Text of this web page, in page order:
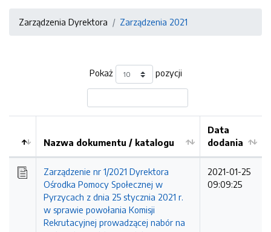
Zarządzenia Dyrektora Zarządzenia 2021
Pokaż pozycji
Kolejność
Nazwa dokumentu / katalogu
Data
dodania
Zarządzenie nr 1/2021 Dyrektora
Ośrodka Pomocy Społecznej w
Pyrzycach z dnia 25 stycznia 2021 r.
w sprawie powołania Komisji
Rekrutacyjnej prowadzącej nabór na
2021-01-25
09:09:25